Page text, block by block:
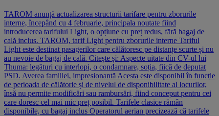
TAROM anunță actualizarea structurii tarifare pentru zborurile
interne, începând cu 4 februarie, principala noutate fiind
introducerea tarifului Light, o opțiune cu preț redus, fără bagaj de
cală inclus. TAROM, tarif Light pentru zborurile interne Tariful
Light este destinat pasagerilor care călătoresc pe distanțe scurte și nu
au nevoie de bagaj de cală. Citește și: Aspecte uitate din CV-ul lui
Thuma: legături cu interlopi, o condamnare, soția, fiică de deputat
PSD. Averea familiei, impresionantă Acesta este disponibil în funcție
de perioada de călătorie și de nivelul de disponibilitate al locurilor,
însă nu permite modificări sau rambursări, fiind conceput pentru cei
care doresc cel mai mic preț posibil. Tarifele clasice rămân
disponibile, cu bagaj inclus Operatorul aerian precizează că tarifele